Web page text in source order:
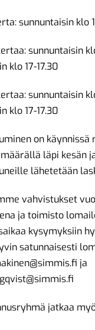
sunnuntaisin klo
sunnuntaisin
klo 17-17.30
sunnuntaisin
klo 17-17.30
on käynnissä
läpi kesän
lähetetään
vahvistukset
ja toimisto
kysymyksiin
satunnaisesti
ja
jatkaa